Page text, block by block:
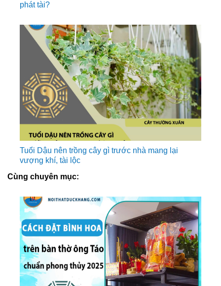
phát tài?
Tuổi Dậu nên trồng cây gì trước nhà mang lại
vượng khí, tài lộc
Cùng chuyên mục: